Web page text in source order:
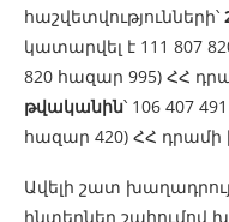
հաշվետվությունների՝
կատարվել է 111 807
820 հազար 995) ՀՀ
թվականին՝ 106 407
հազար 420) ՀՀ դրամի
Ավելի շատ
ինտերներ շահումով